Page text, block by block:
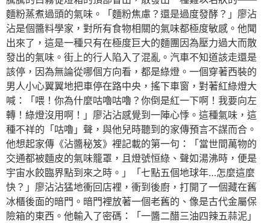
麵粉蒸煮過頭的氣味。「麵粉焦慮？還是過度發酵？」廖沾
沾是個醬料學家，對所有食物相關的氣味都極度敏感。他聞
出來了，這是一種只有在極度巨大的麵團因為壓力過大而散
發出的氣味。街上的行人陷入了混亂。汽車不知道該走還是
該停，因為無論從哪個方向看，都是綠燈。一個穿著西裝的
男人小心翼翼地把車停在路中央，搖下車窗，對著紅綠燈大
喊：「喂！你為什麼咕嚕咕嚕？你倒是紅一下啊！我要向左
轉！綠燈沒用啊！」廖沾沾感覺到一陣心悸。這種氣味，這
種不祥的「咕嚕」聲，與他兒時聽到的家傳預言不謀而合。
他想起家傳《沾醬秘笈》裡記載的第一句：「當世間萬物的
交通都被麵皮的氣味籠罩，且燈號恒綠、聲如湯沸時，便是
宇宙水餃臨界點到來之時。」「七點五個地球年…怎麼這麼
快？」廖沾沾猛地衝回店裡，衝到後廚，打開了一個藏在舊
冰櫃後面的暗門。暗門裡放著一個老舊的、像是古代金屬保
險箱的東西。他輸入了密碼：「一醬二醋三油四辣五蒜泥」